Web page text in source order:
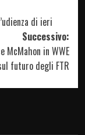
di ieri
Successivo:
McMahon in WWE
futuro degli FTR